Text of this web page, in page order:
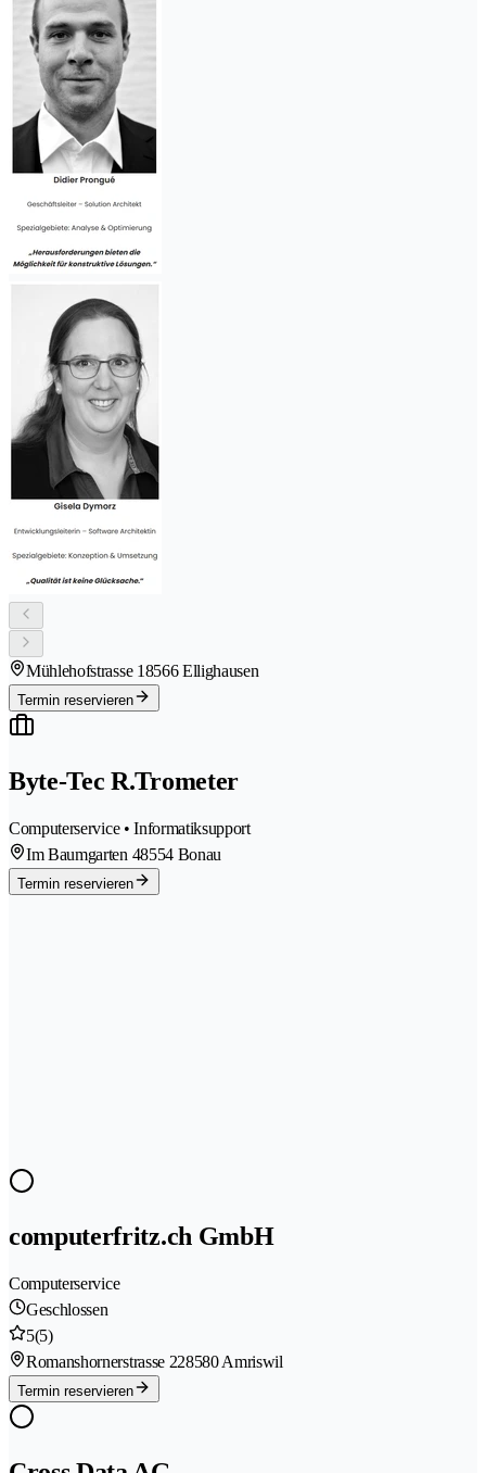
Mühlehofstrasse 18566 Ellighausen
Termin reservieren
Byte-Tec R.Trometer
Computerservice • Informatiksupport
Im Baumgarten 48554 Bonau
Termin reservieren
computerfritz.ch GmbH
Computerservice
Geschlossen
5(5)
Romanshornerstrasse 228580 Amriswil
Termin reservieren